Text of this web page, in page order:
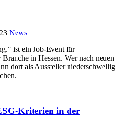
News
ist ein Job-Event für
in Hessen. Wer nach neuen
dort als Aussteller niederschwellig
Kriterien in der